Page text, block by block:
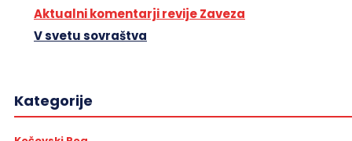
Aktualni komentarji revije Zaveza
V svetu sovraštva
Kategorije